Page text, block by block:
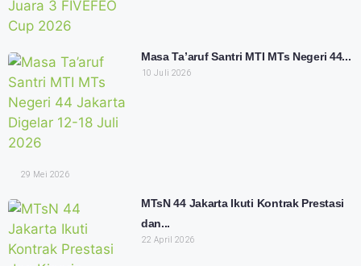
Masa Ta’aruf Santri MTI MTs Negeri 44...
10 Juli 2026
29 Mei 2026
MTsN 44 Jakarta Ikuti Kontrak Prestasi
dan...
22 April 2026